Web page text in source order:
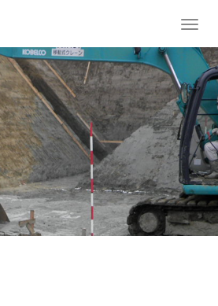
T
l
e
n
a
v
i
g
a
t
i